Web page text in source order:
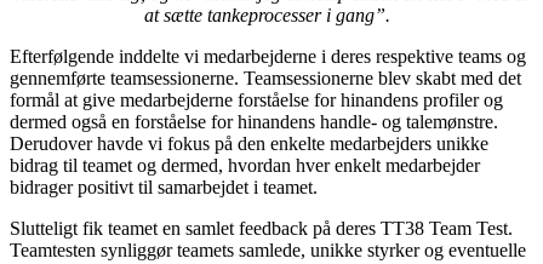
at sætte tankeprocesser i gang”.
Efterfølgende inddelte vi medarbejderne i deres respektive teams og
gennemførte teamsessionerne. Teamsessionerne blev skabt med det
formål at give medarbejderne forståelse for hinandens profiler og
dermed også en forståelse for hinandens handle- og talemønstre.
Derudover havde vi fokus på den enkelte medarbejders unikke
bidrag til teamet og dermed, hvordan hver enkelt medarbejder
bidrager positivt til samarbejdet i teamet.
Slutteligt fik teamet en samlet feedback på deres TT38 Team Test.
Teamtesten synliggør teamets samlede, unikke styrker og eventuelle